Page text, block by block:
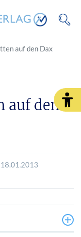
auf den Dax
auf den